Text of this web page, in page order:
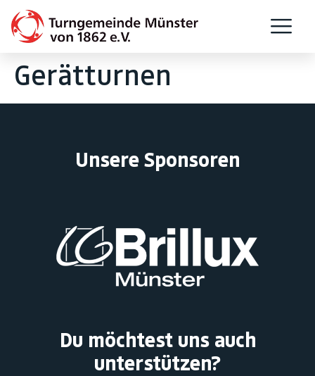
Gerätturnen
Unsere Sponsoren
Du möchtest uns auch
unterstützen?